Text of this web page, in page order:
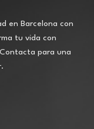
en Barcelona con
tu vida con
para una